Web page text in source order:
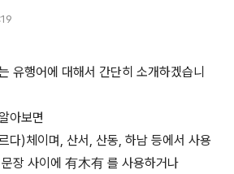
유행어에 대해서 간단히 소개하겠습니
아보면
다)체이며, 산서, 산동, 하남 등에서 사용
장 사이에 有木有 를 사용하거나